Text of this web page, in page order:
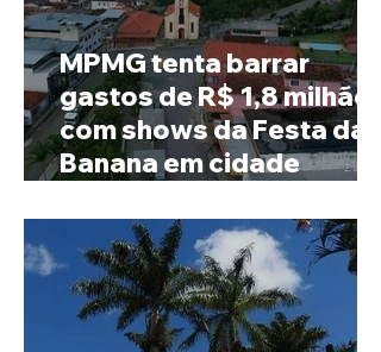
MPMG tenta barrar
gastos de R$ 1,8 milhão
com shows da Festa da
Banana em cidade
4 mil habitantes